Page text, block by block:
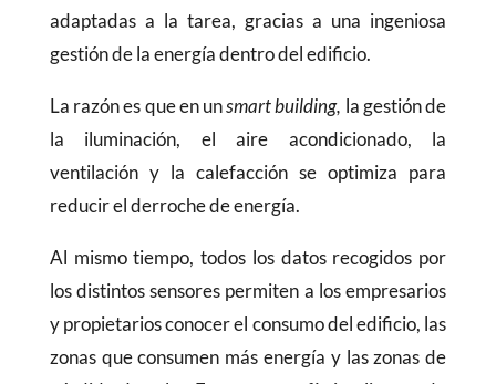
adaptadas a la tarea, gracias a una ingeniosa
gestión de la energía dentro del edificio.
La razón es que en unsmart building, la gestión de
la iluminación, el aire acondicionado, la
ventilación y la calefacción se optimiza para
reducir el derroche de energía.
Al mismo tiempo, todos los datos recogidos por
los distintos sensores permiten a los empresarios
y propietarios conocer el consumo del edificio, las
zonas que consumen más energía y las zonas de